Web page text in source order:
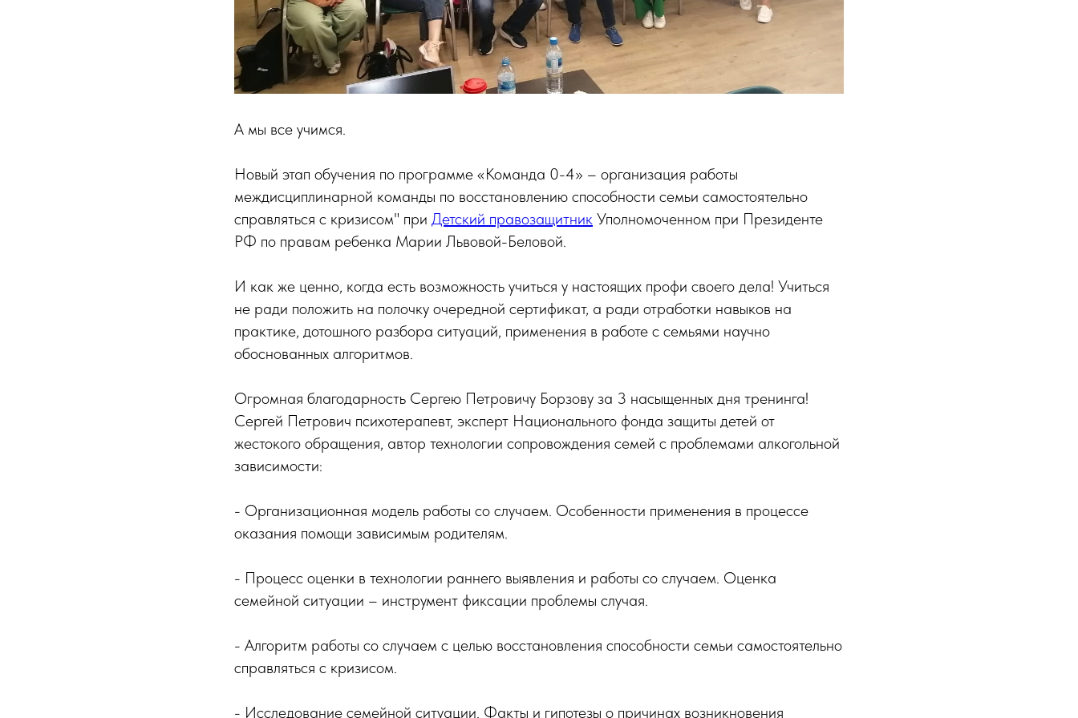
А мы все учимся.
Новый этап обучения по программе «Команда 0-4» – организация работы
междисциплинарной команды по восстановлению способности семьи самостоятельно
справляться с кризисом" при Детский правозащитник Уполномоченном при Президенте
РФ по правам ребенка Марии Львовой-Беловой.
И как же ценно, когда есть возможность учиться у настоящих профи своего дела! Учиться
не ради положить на полочку очередной сертификат, а ради отработки навыков на
практике, дотошного разбора ситуаций, применения в работе с семьями научно
обоснованных алгоритмов.
Огромная благодарность Сергею Петровичу Борзову за 3 насыщенных дня тренинга!
Сергей Петрович психотерапевт, эксперт Национального фонда защиты детей от
жестокого обращения, автор технологии сопровождения семей с проблемами алкогольной
зависимости:
- Организационная модель работы со случаем. Особенности применения в процессе
оказания помощи зависимым родителям.
- Процесс оценки в технологии раннего выявления и работы со случаем. Оценка
семейной ситуации – инструмент фиксации проблемы случая.
- Алгоритм работы со случаем с целью восстановления способности семьи самостоятельно
справляться с кризисом.
- Исследование семейной ситуации. Факты и гипотезы о причинах возникновения